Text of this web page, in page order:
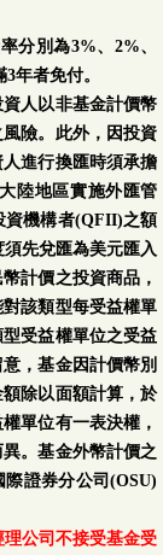
分別為3%、2%、
年者免付。
人以非基金計價幣
險。此外，因投資
進行換匯時須承擔
陸地區實施外匯管
資機構者(QFII)之額
先兌匯為美元匯入
計價之投資商品，
該類型每受益權單
受益權單位之受益
，基金因計價幣別
除以面額計算，於
單位有一表決權，
。基金外幣計價之
證券分公司(OSU)
公司不接受基金受